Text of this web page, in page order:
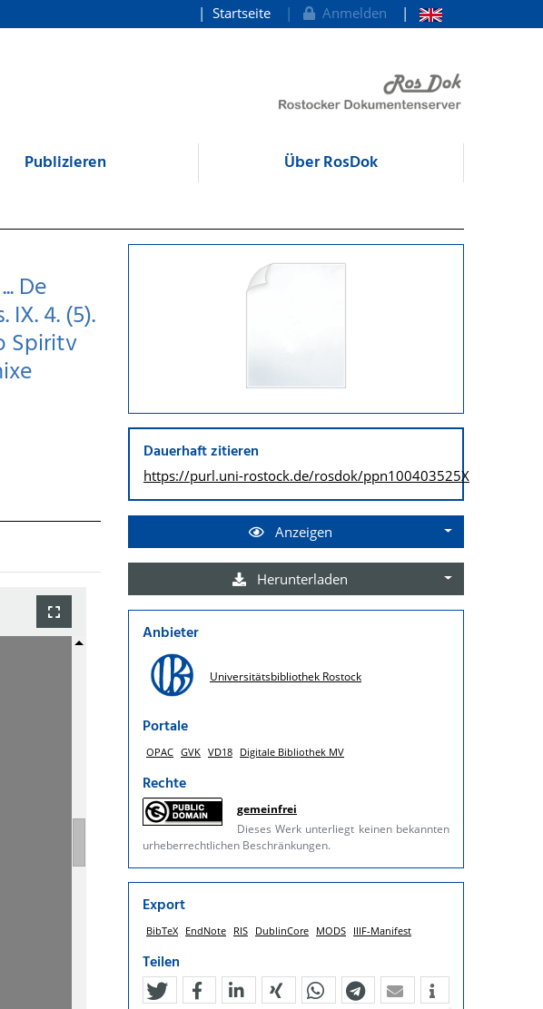
Startseite Anmelden
Publizieren Über RosDok
De
4. (5).
Spiritv
Dauerhaft zitieren
https://purl.uni-rostock.de/rosdok/ppn100403525X
Anzeigen
Herunterladen
Anbieter
Universitätsbibliothek Rostock
Portale
OPAC GVK VD18 Digitale Bibliothek MV
Rechte
gemeinfrei
Dieses Werk unterliegt keinen bekannten
urheberrechtlichen Beschränkungen.
Export
BibTeX EndNote RIS DublinCore MODS IIIF-Manifest
Teilen